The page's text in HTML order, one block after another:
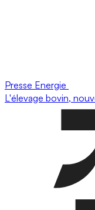
Presse Energie
L'élevage bovin,